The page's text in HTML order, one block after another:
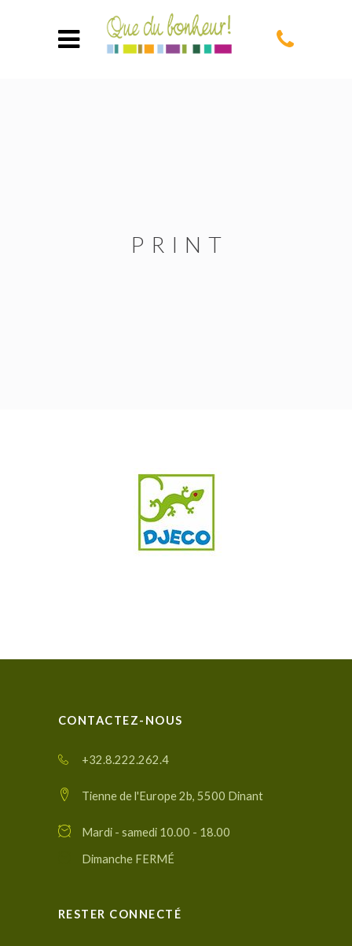
PRINT
CONTACTEZ-NOUS
+32.8.222.262.4
Tienne de l'Europe 2b, 5500 Dinant
Mardi - samedi 10.00 - 18.00
Dimanche FERMÉ
RESTER CONNECTÉ